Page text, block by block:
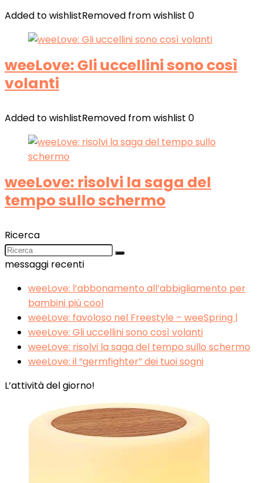
Added to wishlistRemoved from wishlist 0
weeLove: Gli uccellini sono così
volanti
Added to wishlistRemoved from wishlist 0
weeLove: risolvi la saga del
tempo sullo schermo
Ricerca
messaggi recenti
weeLove: l’abbonamento all’abbigliamento per
bambini più cool
weeLove: favoloso nel Freestyle – weeSpring |
weeLove: Gli uccellini sono così volanti
weeLove: risolvi la saga del tempo sullo schermo
weeLove: il “germfighter” dei tuoi sogni
L’attività del giorno!